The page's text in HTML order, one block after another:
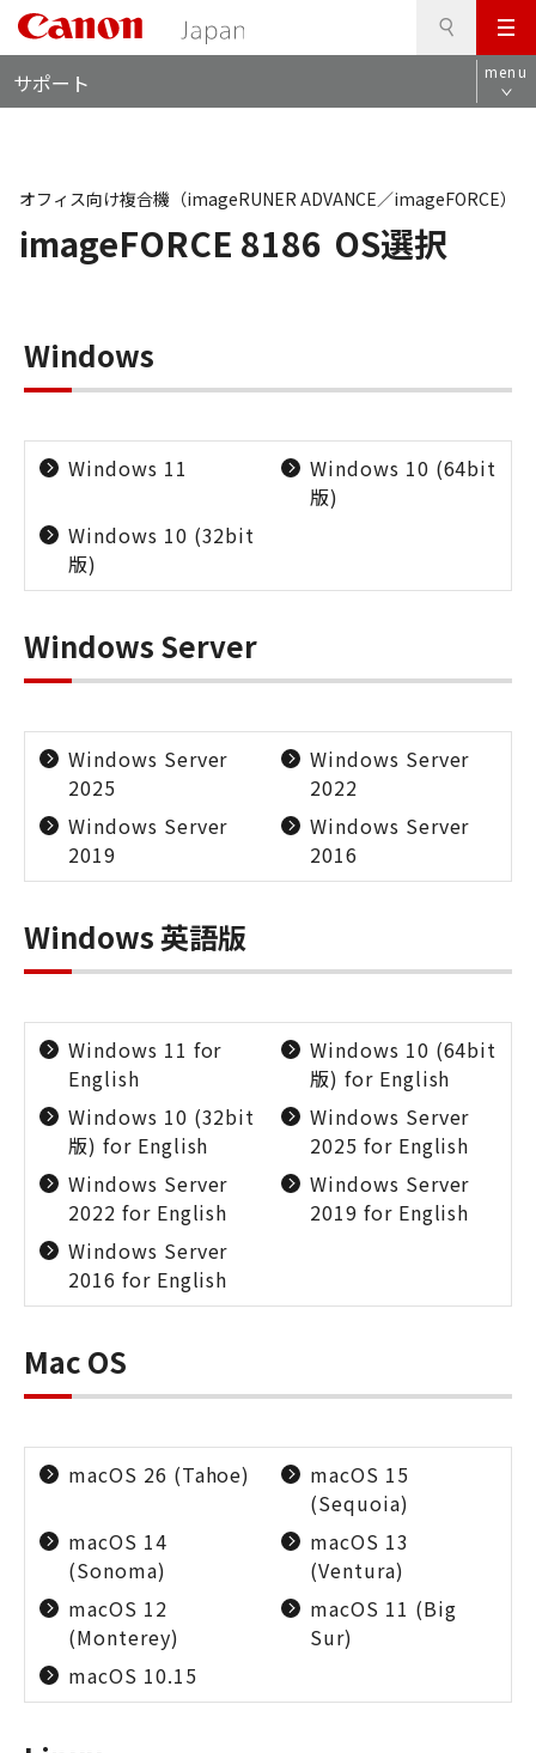
メ
ニ
ュ
サポート menu
imageFORCE 8186 OS選択
オフィス向け複合機（imageRUNER ADVANCE／imageFORCE）
Windows
Windows 11
Windows 10 (64bit
版)
Windows 10 (32bit
版)
Windows Server
Windows Server
2025
Windows Server
2022
Windows Server
2019
Windows Server
2016
Windows 英語版
Windows 11 for
English
Windows 10 (64bit
版) for English
Windows 10 (32bit
版) for English
Windows Server
2025 for English
Windows Server
2022 for English
Windows Server
2019 for English
Windows Server
2016 for English
Mac OS
macOS 26 (Tahoe)
macOS 15
(Sequoia)
macOS 14
(Sonoma)
macOS 13
(Ventura)
macOS 12
(Monterey)
macOS 11 (Big
Sur)
macOS 10.15